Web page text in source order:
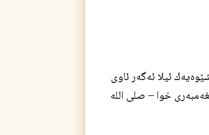
ئیلا ئه‌گه‌ر ئاوی
خوا – صلی الله